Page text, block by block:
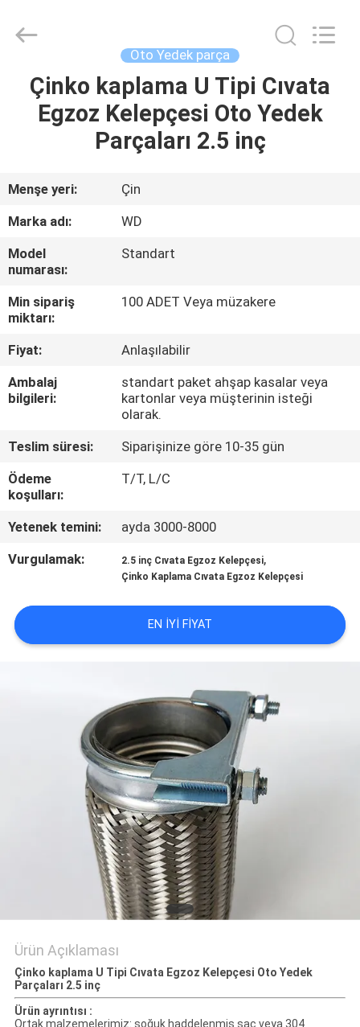
EVDE
ÜRÜNLER
HAKKIMIZDA
TURU
KALITE
KONTROLÜ
BIZE
HABERLER
DURUMLAR
HARITASI
TRADE
CO.,LTD.
Oto Yedek parça
Çinko kaplama U Tipi Cıvata
Egzoz Kelepçesi Oto Yedek
Parçaları 2.5 inç
Menşe yeri:
Çin
Marka adı:
WD
Model
numarası:
Standart
Min sipariş
miktarı:
100 ADET Veya müzakere
Fiyat:
Anlaşılabilir
Ambalaj
bilgileri:
standart paket ahşap kasalar veya
kartonlar veya müşterinin isteği
olarak.
Teslim süresi:
Siparişinize göre 10-35 gün
Ödeme
koşulları:
T/T, L/C
Yetenek temini:
ayda 3000-8000
Vurgulamak:
2.5 inç Cıvata Egzoz Kelepçesi,
Çinko Kaplama Cıvata Egzoz Kelepçesi
EN IYI FIYAT
Ürün Açıklaması
Çinko kaplama U Tipi Cıvata Egzoz Kelepçesi Oto Yedek
Parçaları 2.5 inç
Ürün ayrıntısı :
Ortak malzemelerimiz: soğuk haddelenmiş sac veya 304